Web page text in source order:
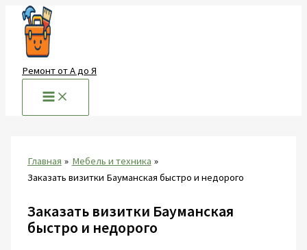
Перейти
содержимому
Ремонт от А до Я
Главная
Мебель и техника
Заказать визитки Бауманская быстро и недорого
Заказать визитки Бауманская
быстро и недорого